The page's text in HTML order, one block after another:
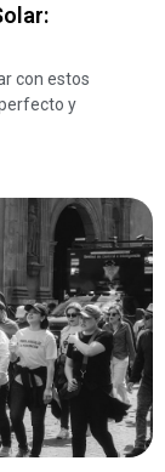
con estos
y